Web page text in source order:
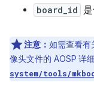
board_id
注意： 如需查看有
像头文件的 AOSP 详
system/tools/